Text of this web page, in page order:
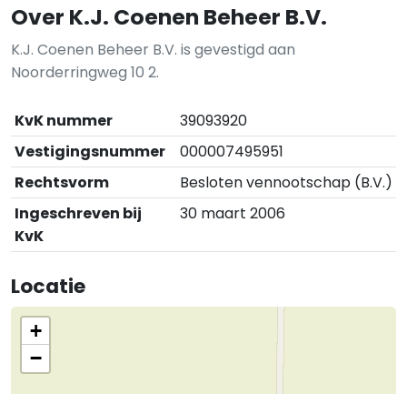
Over K.J. Coenen Beheer B.V.
K.J. Coenen Beheer B.V. is gevestigd aan
Noorderringweg 10 2.
KvK nummer
39093920
Vestigingsnummer
000007495951
Rechtsvorm
Besloten vennootschap (B.V.)
Ingeschreven bij
KvK
30 maart 2006
Locatie
+
−